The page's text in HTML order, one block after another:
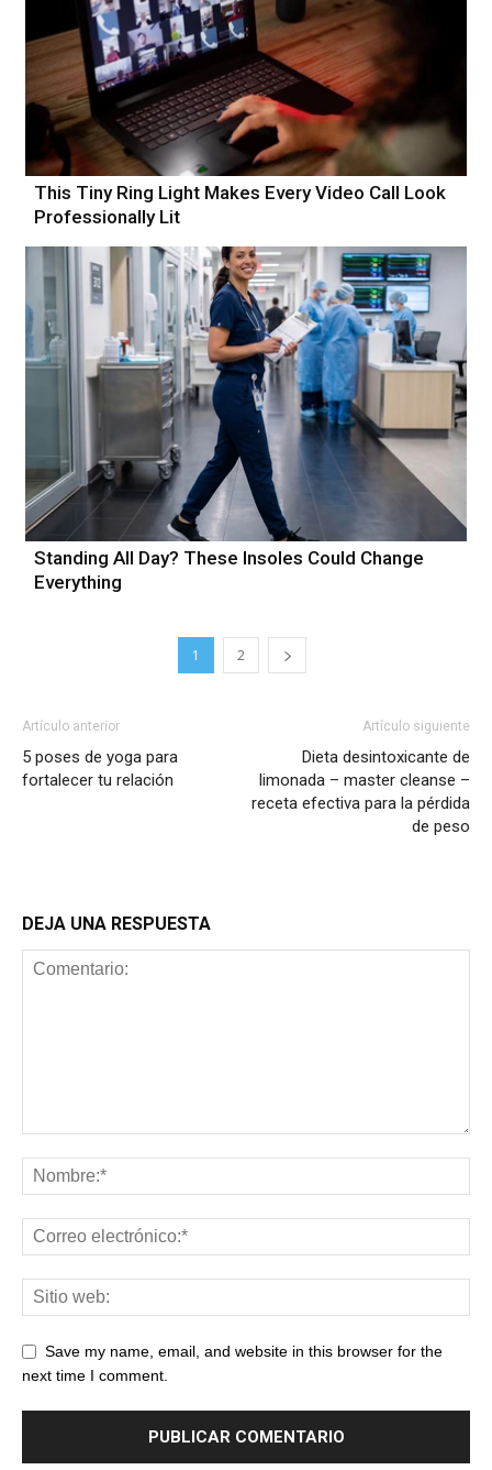
This Tiny Ring Light Makes Every Video Call Look
Professionally Lit
Standing All Day? These Insoles Could Change
Everything
1 2
Artículo anterior
5 poses de yoga para
fortalecer tu relación
Artículo siguiente
Dieta desintoxicante de
limonada – master cleanse –
receta efectiva para la pérdida
de peso
DEJA UNA RESPUESTA
Save my name, email, and website in this browser for the
next time I comment.